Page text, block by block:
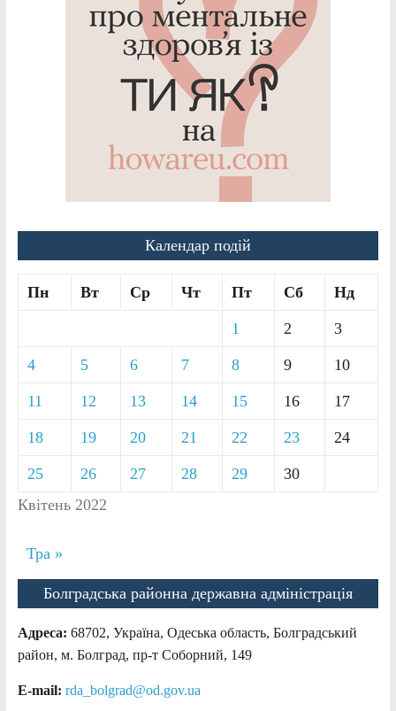
Календар подій
Квітень 2022
Пн Вт Ср Чт Пт Сб Нд
1 2 3
4 5 6 7 8 9 10
11 12 13 14 15 16 17
18 19 20 21 22 23 24
25 26 27 28 29 30
Тра »
Болградська районна державна адміністрація
Адреса: 68702, Україна, Одеська область, Болградський
район, м. Болград, пр-т Соборний, 149
E-mail: rda_bolgrad@od.gov.ua